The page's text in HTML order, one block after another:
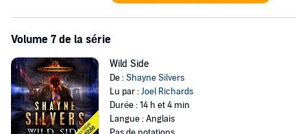
Volume 7 de la série
Wild Side
De :Shayne Silvers
Lu par :Joel Richards
Durée : 14 h et 4 min
Langue : Anglais